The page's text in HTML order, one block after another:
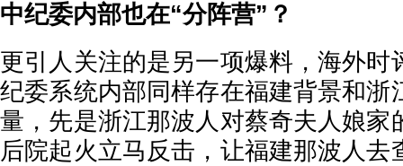
中纪委内部也在“分阵营”？
更引人关注的是另一项爆料，海外时
纪委系统内部同样存在福建背景和浙
量，先是浙江那波人对蔡奇夫人娘家
后院起火立马反击，让福建那波人去